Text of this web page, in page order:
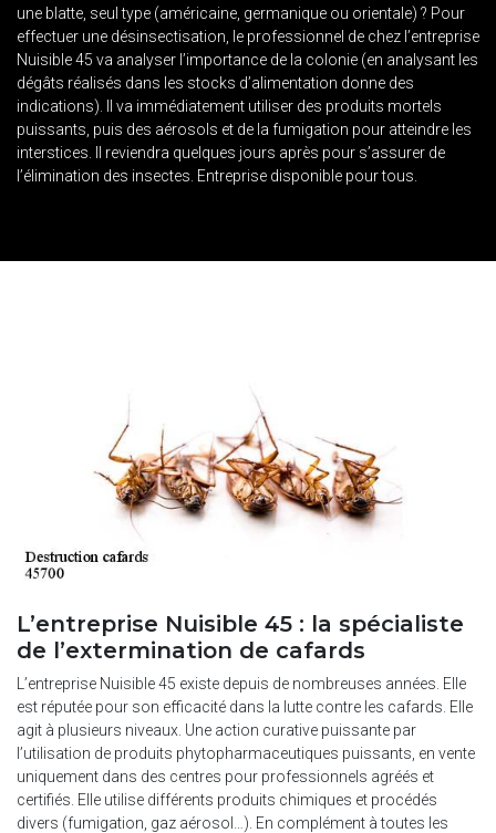
une blatte, seul type (américaine, germanique ou orientale) ? Pour
effectuer une désinsectisation, le professionnel de chez l’entreprise
Nuisible 45 va analyser l’importance de la colonie (en analysant les
dégâts réalisés dans les stocks d’alimentation donne des
indications). Il va immédiatement utiliser des produits mortels
puissants, puis des aérosols et de la fumigation pour atteindre les
interstices. Il reviendra quelques jours après pour s’assurer de
l’élimination des insectes. Entreprise disponible pour tous.
L’entreprise Nuisible 45 : la spécialiste
de l’extermination de cafards
L’entreprise Nuisible 45 existe depuis de nombreuses années. Elle
est réputée pour son efficacité dans la lutte contre les cafards. Elle
agit à plusieurs niveaux. Une action curative puissante par
l’utilisation de produits phytopharmaceutiques puissants, en vente
uniquement dans des centres pour professionnels agréés et
certifiés. Elle utilise différents produits chimiques et procédés
divers (fumigation, gaz aérosol…). En complément à toutes les